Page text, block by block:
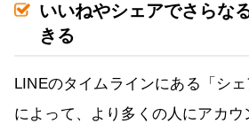
いいねやシェアでさらな
きる
LINEのタイムラインにある「シェ
によって、より多くの人にアカウ